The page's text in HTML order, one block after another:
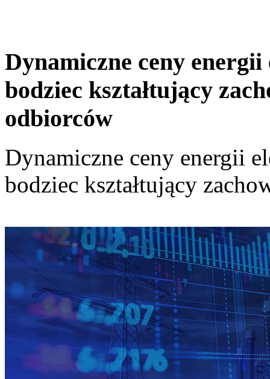
Dynamiczne ceny
bodziec kształtujący
odbiorców
Dynamiczne ceny energii
bodziec kształtujący